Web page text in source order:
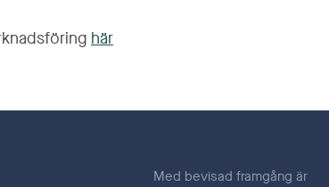
här
Med bevisad framgång är